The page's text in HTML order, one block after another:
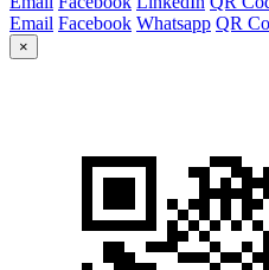
Email Facebook Whatsapp QR
×